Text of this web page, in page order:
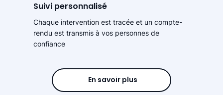
Suivi personnalisé
Chaque intervention est tracée et un compte-
rendu est transmis à vos personnes de
confiance
En savoir plus